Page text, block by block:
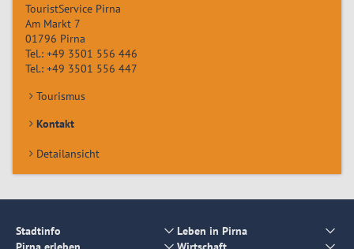
TouristService Pirna
Am Markt 7
01796 Pirna
Tel.: +49 3501 556 446
Tel.: +49 3501 556 447
Tourismus
Kontakt
Detailansicht
Stadtinfo
Leben in Pirna